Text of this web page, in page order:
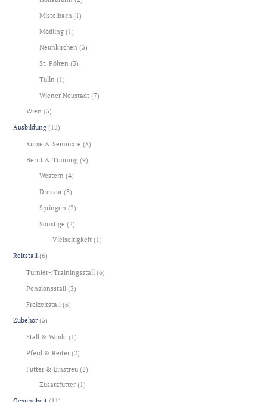
Mistelbach (1)
Mödling (1)
Neunkirchen (3)
St. Pölten (3)
Tulln (1)
Wiener Neustadt (7)
Wien (3)
Ausbildung (13)
Kurse & Seminare (8)
Beritt & Training (9)
Western (4)
Dressur (3)
Springen (2)
Sonstige (2)
Vielseitigkeit(1)
Reitstall (6)
Turnier-/Trainingsstall (6)
Pensionsstall (3)
Freizeitstall (6)
Zubehör (3)
Stall & Weide (1)
Pferd & Reiter (2)
Futter & Einstreu (2)
Zusatzfutter (1)